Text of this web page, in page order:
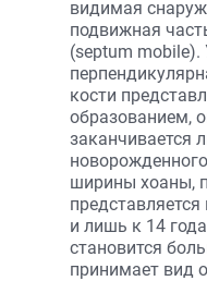
видимая
подвижная
(septum
кости
образованием,
заканчивается
ширины хоаны,
и лишь к 14
становится
принимает вид